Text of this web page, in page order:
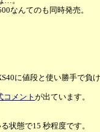
なんてのも同時発売。
に値段と使い勝手で負
コメントが出ています。
状態で15 秒程度です。